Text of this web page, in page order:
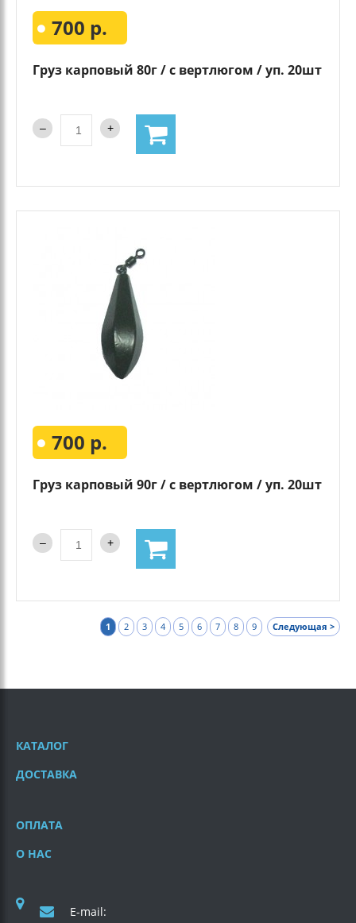
700 р.
Груз карповый 80г / с вертлюгом / уп. 20шт
700 р.
Груз карповый 90г / с вертлюгом / уп. 20шт
1 2 3 4 5 6 7 8 9 Следующая >
КАТАЛОГ
ДОСТАВКА
ОПЛАТА
О НАС
E-mail: